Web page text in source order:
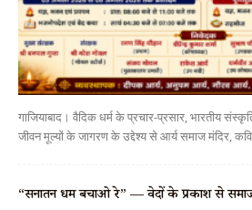
गाजियाबाद। वैदिक धर्म के प्रचार-प्रसार, भारतीय
जीवन मूल्यों के जागरण के उद्देश्य से आर्य समाज मंदिर,
“सनातन धर्म बचाओ रे” — वेदों के प्रकाश से